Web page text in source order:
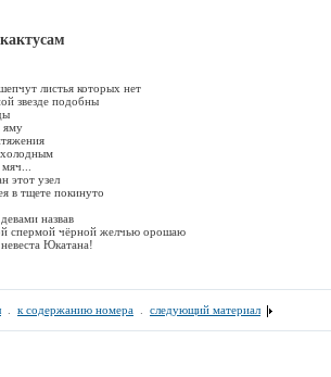
листья которых нет
звезде подобны
яму
мяч...
этот узел
в тщете покинуто
назвав
спермой чёрной желчью орошаю
Юкатана!
к содержанию номера следующий материал